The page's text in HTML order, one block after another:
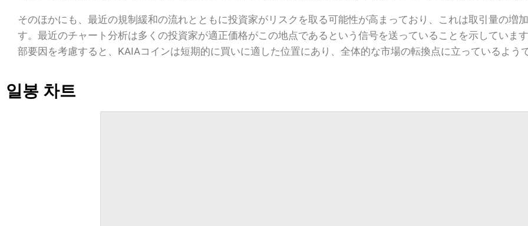
そのほかにも、最近の規制緩和の流れとともに投資家がリスクを取る可能性が高まっており、これは取引量の増
す。最近のチャート分析は多くの投資家が適正価格がこの地点であるという信号を送っていることを示していま
部要因を考慮すると、KAIAコインは短期的に買いに適した位置にあり、全体的な市場の転換点に立っているようで
일봉 차트